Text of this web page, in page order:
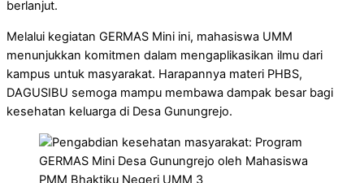
berlanjut.
Melalui kegiatan GERMAS Mini ini, mahasiswa UMM
menunjukkan komitmen dalam mengaplikasikan ilmu dari
kampus untuk masyarakat. Harapannya materi PHBS,
DAGUSIBU semoga mampu membawa dampak besar bagi
kesehatan keluarga di Desa Gunungrejo.